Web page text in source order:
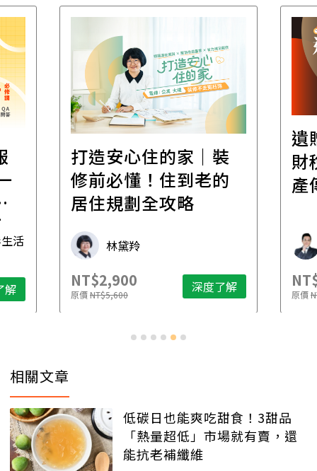
活
解
打造安心住的家｜裝
修前必懂！住到老的
居住規劃全攻略
林黛羚
NT$2,900
原價NT$5,600 深度了解
遺
財
產
原價
相關文章
低碳日也能爽吃甜食！3甜品
「熱量超低」市場就有賣，還
能抗老補纖維